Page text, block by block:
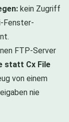
kein Zugriff
Fenster-
FTP-Server
statt Cx File
von einem
nie